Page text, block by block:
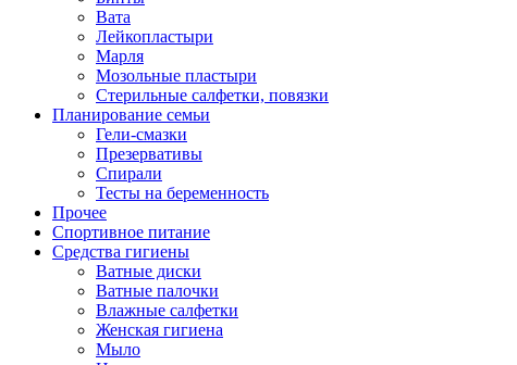
Вата
Лейкопластыри
Марля
Мозольные пластыри
Стерильные салфетки, повязки
Планирование семьи
Гели-смазки
Презервативы
Спирали
Тесты на беременность
Прочее
Спортивное питание
Средства гигиены
Ватные диски
Ватные палочки
Влажные салфетки
Женская гигиена
Мыло